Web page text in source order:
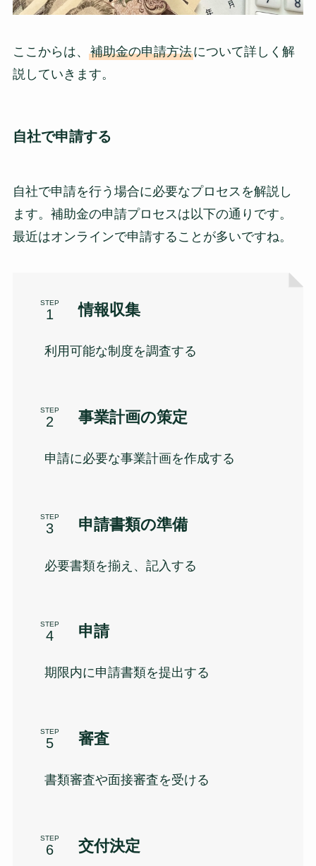
ここからは、 補助金の申請方法について詳しく解
説していきます。
自社で申請する
自社で申請を行う場合に必要なプロセスを解説し
ます。補助金の申請プロセスは以下の通りです。
最近はオンラインで申請することが多いですね。
STEP 情報収集
利用可能な制度を調査する
STEP 事業計画の策定
申請に必要な事業計画を作成する
STEP 申請書類の準備
必要書類を揃え、記入する
STEP 申請
期限内に申請書類を提出する
STEP 審査
書類審査や面接審査を受ける
STEP 交付決定